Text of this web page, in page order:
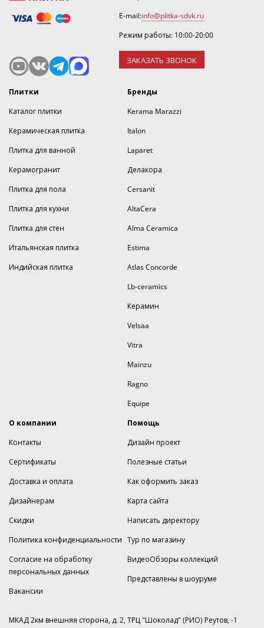
E-mail:info@plitka-sdvk.ru
Режим работы: 10:00-20:00
ЗАКАЗАТЬ ЗВОНОК
Плитки
Каталог плитки
Керамическая плитка
Плитка для ванной
Керамогранит
Плитка для пола
Плитка для кухни
Плитка для стен
Итальянская плитка
Индийская плитка
Бренды
Kerama Marazzi
Italon
Laparet
Делакора
Cersanit
AltaCera
Alma Ceramica
Estima
Atlas Concorde
Lb-ceramics
Керамин
Velsaa
Vitra
Mainzu
Ragno
Equipe
О компании
Контакты
Сертификаты
Доставка и оплата
Дизайнерам
Скидки
Политика конфиденциальности
Согласие на обработку
персональных данных
Вакансии
Помощь
Дизайн проект
Полезные статьи
Как оформить заказ
Карта сайта
Написать директору
Тур по магазину
ВидеоОбзоры коллекций
Представлены в шоуруме
МКАД 2км внешняя сторона, д. 2, ТРЦ "Шоколад" (РИО) Реутов, -1